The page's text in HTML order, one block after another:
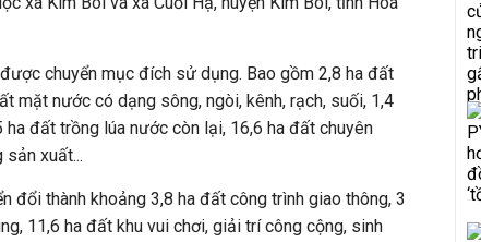
chuyển mục đích sử dụng. Bao gồm 2,8 ha đất
mặt nước có dạng sông, ngòi, kênh, rạch, suối, 1,4
đất trồng lúa nước còn lại, 16,6 ha đất chuyên
xuất...
đổi thành khoảng 3,8 ha đất công trình giao thông, 3
11,6 ha đất khu vui chơi, giải trí công cộng, sinh